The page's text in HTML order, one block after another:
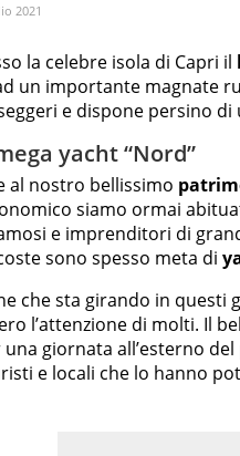
2021
la celebre isola di Capri il
un importante magnate
e dispone persino
yacht “Nord”
al nostro bellissimo
siamo ormai
e imprenditori di
sono spesso meta di
che sta girando in
l’attenzione di molti. Il
giornata all’esterno
e locali che lo hanno